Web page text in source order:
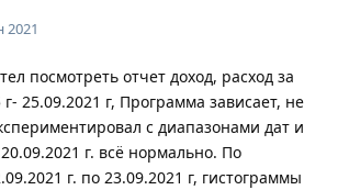
2021
посмотреть отчет доход, расход за
25.09.2021 г, Программа зависает, не
с диапазонами дат и
г. всё нормально. По
г. по 23.09.2021 г, гистограммы